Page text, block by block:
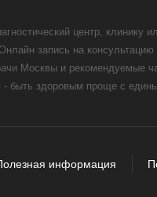
центр, клинику
запись на
Москвы и рекомендуемые
- быть здоровым проще с
информация